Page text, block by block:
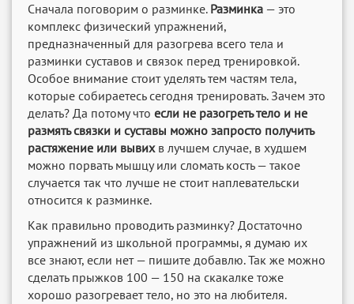
Сначала поговорим о разминке. Разминка — это
комплекс физический упражнений,
предназначенный для разогрева всего тела и
разминки суставов и связок перед тренировкой.
Особое внимание стоит уделять тем частям тела,
которые собираетесь сегодня тренировать. Зачем это
делать? Да потому что если не разогреть тело и не
размять связки и суставы можно запросто получить
растяжение или вывихв лучшем случае, в худшем
можно порвать мышцу или сломать кость — такое
случается так что лучше не стоит наплевательски
относится к разминке.
Как правильно проводить разминку? Достаточно
упражнений из школьной программы, я думаю их
все знают, если нет — пишите добавлю. Так же можно
сделать прыжков 100 — 150 на скакалке тоже
хорошо разогревает тело, но это на любителя.